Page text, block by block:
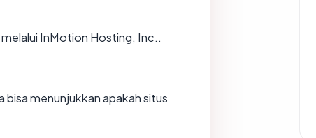
InMotion Hosting, Inc..
menunjukkan apakah situs